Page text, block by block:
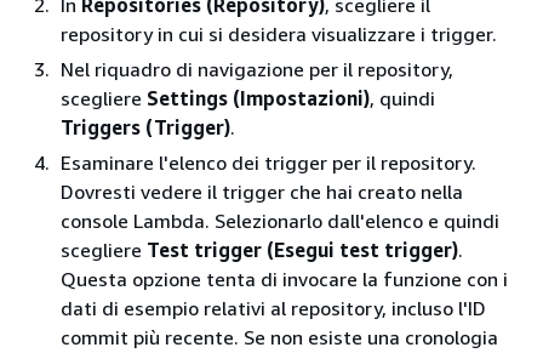
In Repositories (Repository), scegliere il
repository in cui si desidera visualizzare i trigger.
Nel riquadro di navigazione per il repository,
scegliere Settings (Impostazioni), quindi
Triggers (Trigger).
Esaminare l'elenco dei trigger per il repository.
Dovresti vedere il trigger che hai creato nella
console Lambda. Selezionarlo dall'elenco e quindi
scegliere Test trigger (Esegui test trigger).
Questa opzione tenta di invocare la funzione con i
dati di esempio relativi al repository, incluso l'ID
commit più recente. Se non esiste una cronologia